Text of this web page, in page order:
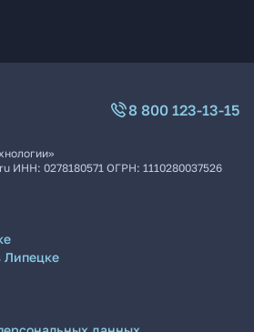
8 800 123-13-15
ИНН: 0278180571 ОГРН: 1110280037526
Липецке